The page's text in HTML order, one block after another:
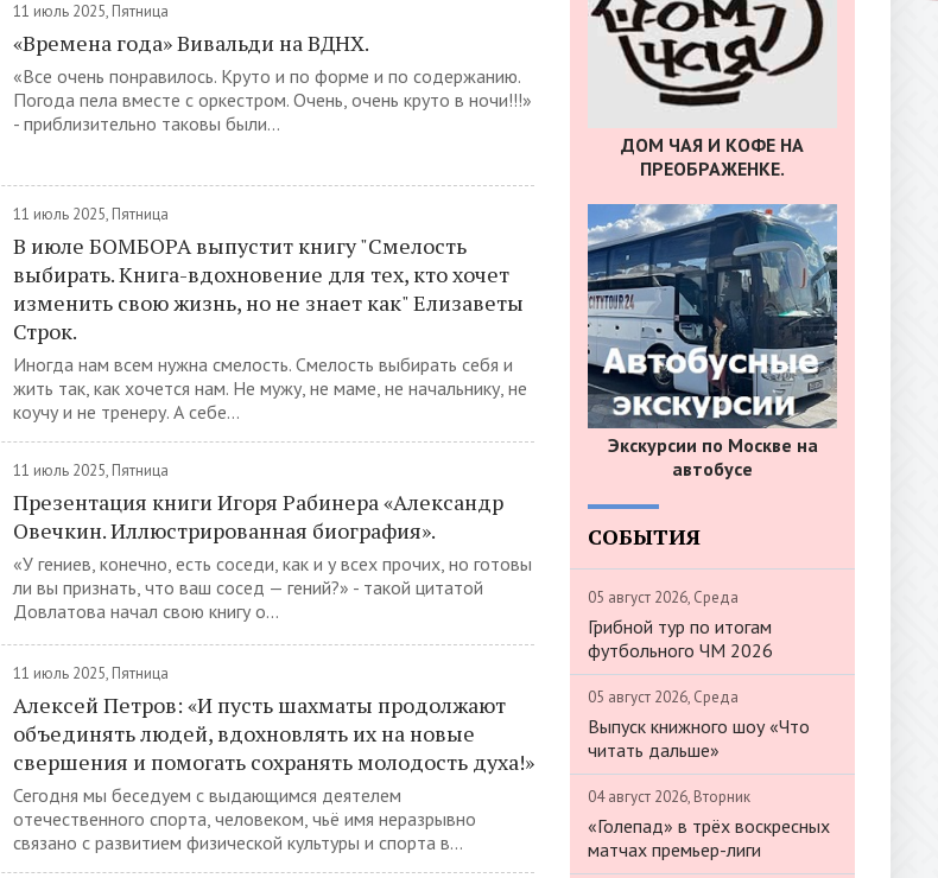
11 июль 2025, Пятница
«Времена года» Вивальди на ВДНХ.
«Все очень понравилось. Круто и по форме и по содержанию.
Погода пела вместе с оркестром. Очень, очень круто в ночи!!!»
- приблизительно таковы были...
11 июль 2025, Пятница
В июле БОМБОРА выпустит книгу "Смелость
выбирать. Книга-вдохновение для тех, кто хочет
изменить свою жизнь, но не знает как" Елизаветы
Строк.
Иногда нам всем нужна смелость. Смелость выбирать себя и
жить так, как хочется нам. Не мужу, не маме, не начальнику, не
коучу и не тренеру. А себе...
11 июль 2025, Пятница
Презентация книги Игоря Рабинера «Александр
Овечкин. Иллюстрированная биография».
«У гениев, конечно, есть соседи, как и у всех прочих, но готовы
ли вы признать, что ваш сосед — гений?» - такой цитатой
Довлатова начал свою книгу о...
11 июль 2025, Пятница
Алексей Петров: «И пусть шахматы продолжают
объединять людей, вдохновлять их на новые
свершения и помогать сохранять молодость духа!»
Сегодня мы беседуем с выдающимся деятелем
отечественного спорта, человеком, чьё имя неразрывно
связано с развитием физической культуры и спорта в...
ДОМ ЧАЯ И КОФЕ НА
ПРЕОБРАЖЕНКЕ.
Экскурсии по Москве на
автобусе
СОБЫТИЯ
05 август 2026, Среда
Грибной тур по итогам
футбольного ЧМ 2026
05 август 2026, Среда
Выпуск книжного шоу «Что
читать дальше»
04 август 2026, Вторник
«Голепад» в трёх воскресных
матчах премьер-лиги